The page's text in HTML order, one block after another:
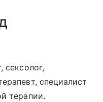
сексолог,
специалист
терапии.